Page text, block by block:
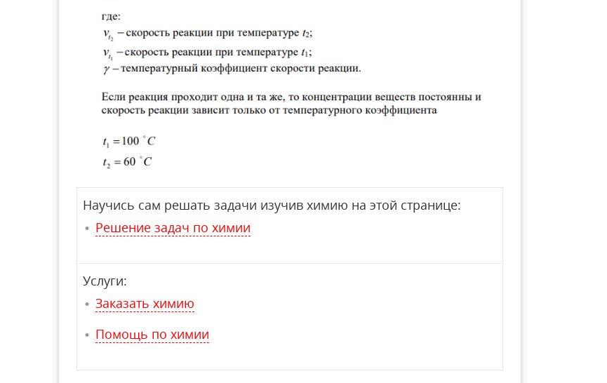
Научись сам решать задачи изучив химию на этой странице:
Решение задач по химии
Услуги:
Заказать химию
Помощь по химии